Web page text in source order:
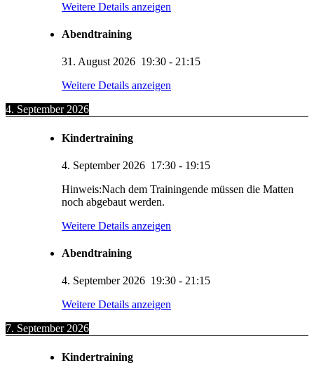
Weitere Details anzeigen
Abendtraining
31. August 2026 19:30 - 21:15
Weitere Details anzeigen
4. September 2026
Kindertraining
4. September 2026 17:30 - 19:15
Hinweis:Nach dem Trainingende müssen die Matten
noch abgebaut werden.
Weitere Details anzeigen
Abendtraining
4. September 2026 19:30 - 21:15
Weitere Details anzeigen
7. September 2026
Kindertraining